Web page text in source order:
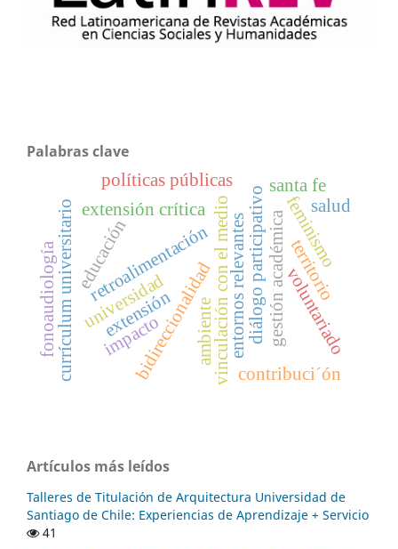
Palabras clave
vinculación con el medio
retroalimentación entornos relevantesdiálogo participativo
extensión crítica
gestión académicafeminismo
universidad
extensión
currículum universitario
políticas públicas
bidireccionalidad voluntariado
territorio
educación
salud
ambiente
fonoaudiología impacto
contribuci´ón
santa fe
Artículos más leídos
Talleres de Titulación de Arquitectura Universidad de
Santiago de Chile: Experiencias de Aprendizaje + Servicio
41